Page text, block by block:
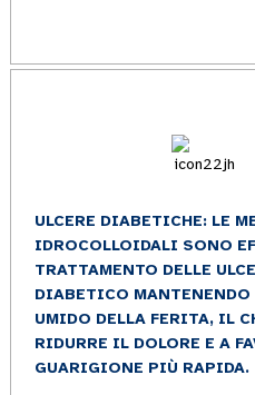
ULCERE DIABETICHE: LE
IDROCOLLOIDALI SONO
TRATTAMENTO DELLE
DIABETICO
UMIDO DELLA FERITA, IL
RIDURRE IL DOLORE E A
GUARIGIONE PIÙ RAPIDA.